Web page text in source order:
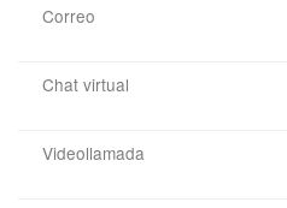
Correo
Chat virtual
Videollamada